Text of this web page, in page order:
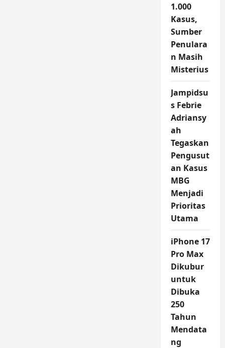
1.000
Kasus,
Sumber
Penulara
n Masih
Misterius
Jampidsu
s Febrie
Adriansy
ah
Tegaskan
Pengusut
an Kasus
MBG
Menjadi
Prioritas
Utama
iPhone 17
Pro Max
Dikubur
untuk
Dibuka
250
Tahun
Mendata
ng